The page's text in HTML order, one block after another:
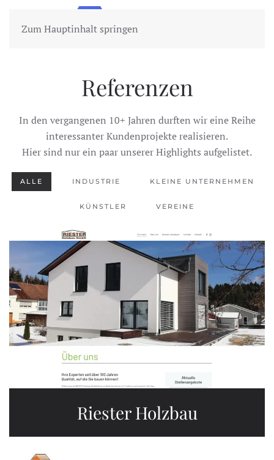
Zum Hauptinhalt springen
Referenzen
In den vergangenen 10+ Jahren durften wir eine Reihe
interessanter Kundenprojekte realisieren.
Hier sind nur ein paar unserer Highlights aufgelistet.
ALLE INDUSTRIE KLEINE UNTERNEHMEN
KÜNSTLER VEREINE
Riester Holzbau